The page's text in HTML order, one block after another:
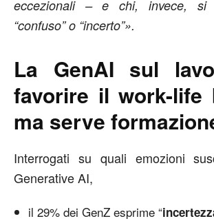
eccezionali – e chi, invece, si
“confuso” o “incerto”».
La GenAI sul
favorire il work-life
ma serve
Interrogati su quali emozioni
Generative AI,
il 29% dei GenZ esprime “